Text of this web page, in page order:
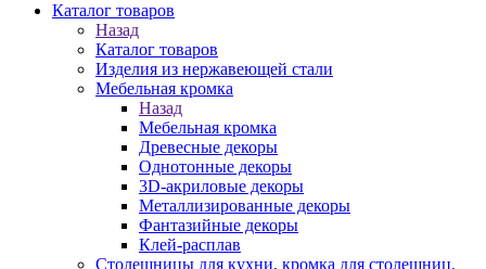
Каталог товаров
Назад
Каталог товаров
Изделия из нержавеющей стали
Мебельная кромка
Назад
Мебельная кромка
Древесные декоры
Однотонные декоры
3D-акриловые декоры
Металлизированные декоры
Фантазийные декоры
Клей-расплав
Столешницы для кухни, кромка для столешниц,